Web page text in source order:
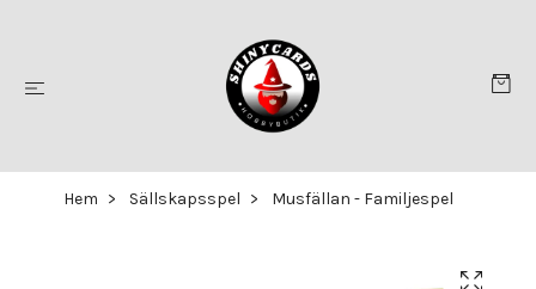
Hem Sällskapsspel Musfällan - Familjespel